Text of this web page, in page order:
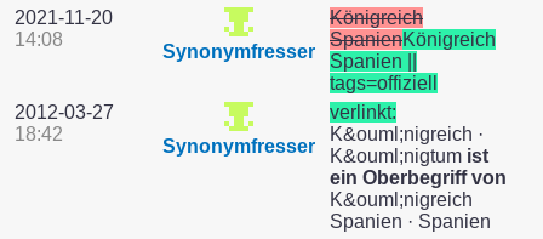
2021-11-20
14:08
Synonymfresser
Königreich
SpanienKönigreich
Spanien ||
tags=offiziell
2012-03-27
18:42
Synonymfresser
verlinkt:
K&ouml;nigreich ·
K&ouml;nigtum ist
ein Oberbegriff von
K&ouml;nigreich
Spanien · Spanien